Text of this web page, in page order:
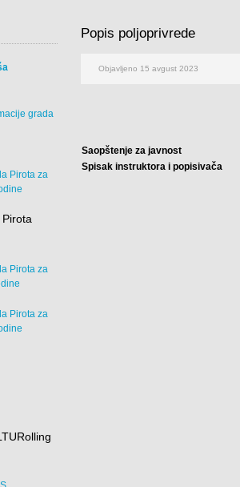
Popis poljoprivrede
Objavljeno 15 avgust 2023
Saopštenje za javnost
Spisak instruktora i popisivača
grada
Pirota za
Pirota za
Pirota za